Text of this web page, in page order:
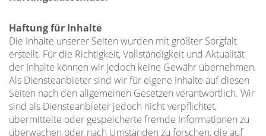
Haftung für Inhalte
Die Inhalte unserer Seiten wurden mit größter Sorgfalt
erstellt. Für die Richtigkeit, Vollständigkeit und Aktualität
der Inhalte können wir jedoch keine Gewähr übernehmen.
Als Diensteanbieter sind wir für eigene Inhalte auf diesen
Seiten nach den allgemeinen Gesetzen verantwortlich. Wir
sind als Diensteanbieter jedoch nicht verpflichtet,
übermittelte oder gespeicherte fremde Informationen zu
überwachen oder nach Umständen zu forschen, die auf